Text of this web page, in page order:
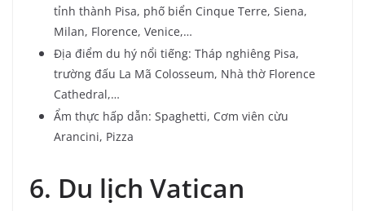
tỉnh thành Pisa, phố biển Cinque Terre, Siena,
Milan, Florence, Venice,…
Địa điểm du hý nổi tiếng: Tháp nghiêng Pisa,
trường đấu La Mã Colosseum, Nhà thờ Florence
Cathedral,…
Ẩm thực hấp dẫn: Spaghetti, Cơm viên cừu
Arancini, Pizza
6. Du lịch Vatican